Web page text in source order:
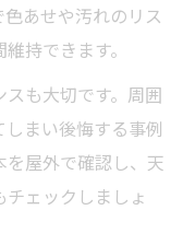
あせや汚れのリス
持できます。
も大切です。周囲
まい後悔する事例
屋外で確認し、天
ェックしましょ